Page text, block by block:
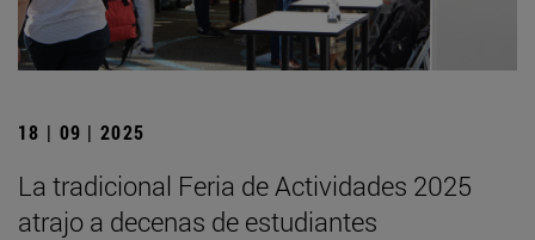
18 | 09 | 2025
La tradicional Feria de Actividades 2025
atrajo a decenas de estudiantes